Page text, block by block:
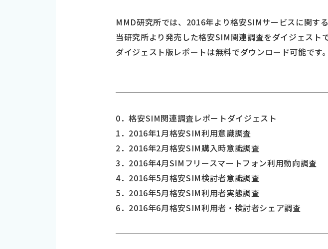
MMD研究所では、2016年より格安SIMサービスに関す
当研究所より発売した格安SIM関連調査をダイジェスト
ダイジェスト版レポートは無料でダウンロード可能です。
0．格安SIM関連調査レポートダイジェスト
1．2016年1月格安SIM利用意識調査
2．2016年2月格安SIM購入時意識調査
3．2016年4月SIMフリースマートフォン利用動向調査
4．2016年5月格安SIM検討者意識調査
5．2016年5月格安SIM利用者実態調査
6．2016年6月格安SIM利用者・検討者シェア調査